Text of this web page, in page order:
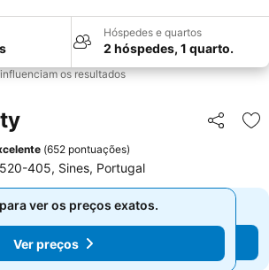
Hóspedes e quartos
2 hóspedes, 1 quarto.
os resultados
Partilhar
(652 pontuações)
405, Sines, Portugal
ver os preços exatos.
Ver preços
ver os preços exatos.
Ver preços